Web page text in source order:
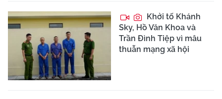
Khởi tố Khánh
Sky, Hồ Văn Khoa và
Trần Đình Tiệp vì mâu
thuẫn mạng xã hội